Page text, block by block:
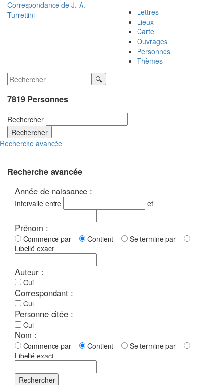
Correspondance de J.-A.
Turrettini
Lettres
Lieux
Carte
Ouvrages
Personnes
Thèmes
7819 Personnes
Rechercher
Rechercher
Recherche avancée
Recherche avancée
Année de naissance :
Intervalle entre et
Prénom :
Commence par Contient
Se termine par
Libellé exact
Auteur :
Oui
Correspondant :
Oui
Personne citée :
Oui
Nom :
Commence par Contient
Se termine par
Libellé exact
Rechercher